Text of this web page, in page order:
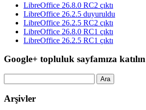
LibreOffice 26.8.0 RC2 çıktı
LibreOffice 26.2.5 duyuruldu
LibreOffice 26.2.5 RC2 çıktı
LibreOffice 26.8.0 RC1 çıktı
LibreOffice 26.2.5 RC1 çıktı
Google+ topluluk sayfamıza katılın
Arşivler